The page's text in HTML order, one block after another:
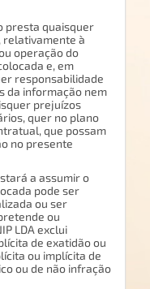
presta quaisquer
relativamente à
operação do
e, em
responsabilidade
da informação nem
prejuízos
quer no plano
que possam
no presente
a assumir o
pode ser
ou ser
ou
LDA exclui
de exatidão ou
ou implícita de
ou de não infração